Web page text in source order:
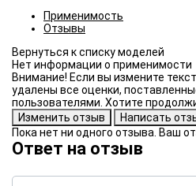
Применимость
Отзывы
Нет информации о применимости
Внимание! Если вы измените
удалены все оценки,
пользователями. Хотите
Пока нет ни одного отзыва. Ваш
Ответ на отзыв